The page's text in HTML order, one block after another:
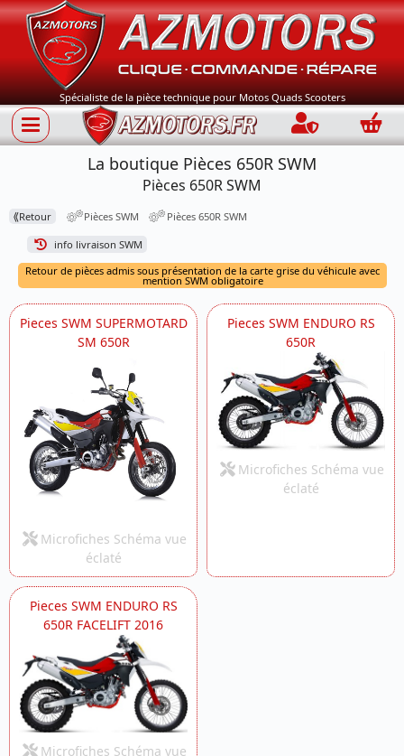
Spécialiste de la pièce technique pour Motos Quads Scooters
Connection
La boutique Pièces 650R SWM
Pièces 650R SWM
⟪Retour Pièces SWM Pièces 650R SWM
info livraison SWM
Retour de pièces admis sous présentation de la carte grise du véhicule avec
mention SWM obligatoire
Pieces SWM SUPERMOTARD
SM 650R
Microfiches Schéma vue
éclaté
Pieces SWM ENDURO RS
650R
Microfiches Schéma vue
éclaté
Pieces SWM ENDURO RS
650R FACELIFT 2016
Microfiches Schéma vue